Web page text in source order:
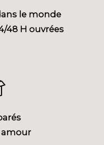
le monde
48 H ouvrées
amour